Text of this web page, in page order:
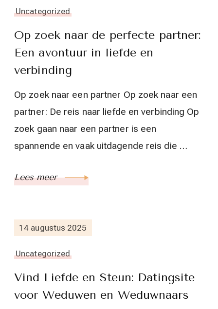
Uncategorized
Op zoek naar de perfecte partner:
Een avontuur in liefde en
verbinding
Op zoek naar een partner Op zoek naar een
partner: De reis naar liefde en verbinding Op
zoek gaan naar een partner is een
spannende en vaak uitdagende reis die …
Lees meer
14 augustus 2025
Uncategorized
Vind Liefde en Steun: Datingsite
voor Weduwen en Weduwnaars